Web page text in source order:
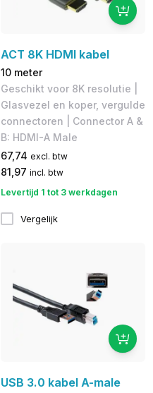
ACT 8K HDMI kabel
10 meter
Geschikt voor 8K resolutie |
Glasvezel en koper, vergulde
connectoren | Connector A &
B: HDMI-A Male
67,74 excl. btw
81,97 incl. btw
Levertijd 1 tot 3 werkdagen
Vergelijk
USB 3.0 kabel A-male